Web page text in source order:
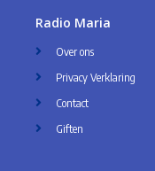
Radio Maria
Over ons
Privacy Verklaring
Contact
Giften